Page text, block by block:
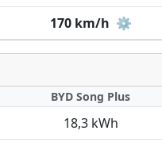
170 km/h ⚙️
BYD Song Plus
18,3 kWh